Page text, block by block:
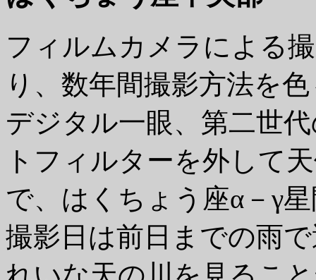
フィルムカメラによる
り、数年間撮影方法を
デジタル一眼、第二世
トフィルターを外して
で、はくちょう座α－γ
撮影日は前日までの雨